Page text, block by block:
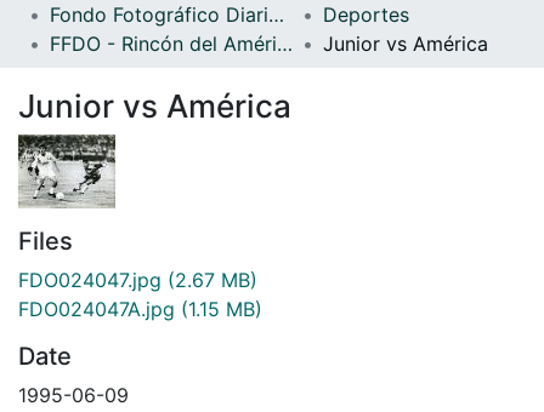
Statistics
Fondo Fotográfico Diario Occidente
Deportes
FFDO - Rincón del América - Patrimonial
Junior vs América
Junior vs América
Files
FDO024047.jpg (2.67 MB)
FDO024047A.jpg (1.15 MB)
Date
1995-06-09